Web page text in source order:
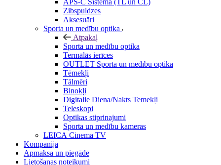
APS-C Sistēma (TL un CL)
Zibspuldzes
Aksesuāri
Sporta un medību optika
Atpakaļ
Sporta un medību optika
Termālās ierīces
OUTLET Sporta un medību optika
Tēmekļi
Tālmēri
Binokļi
Digitalie Diena/Nakts Temekļi
Teleskopi
Optikas stiprinajumi
Sporta un medību kameras
LEICA Cinema TV
Kompānija
Apmaksa un piegāde
Lietošanas noteikumi